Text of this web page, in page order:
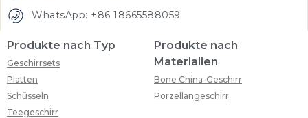
WhatsApp: +86 18665588059
Produkte nach Typ
Geschirrsets
Platten
Schüsseln
Teegeschirr
Produkte nach
Materialien
Bone China-Geschirr
Porzellangeschirr